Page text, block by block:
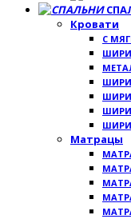
Кровати
С
Матрацы